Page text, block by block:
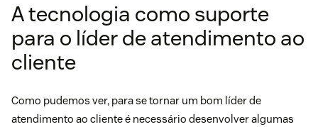
A tecnologia como suporte
para o líder de atendimento ao
cliente
Como pudemos ver, para se tornar um bom líder de
atendimento ao cliente é necessário desenvolver algumas